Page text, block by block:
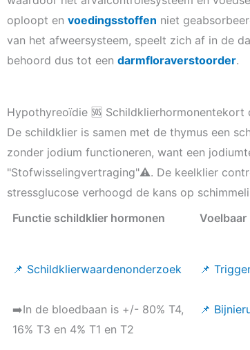
oploopt en voedingsstoffen niet
van het afweersysteem, speelt zich af in de
behoord dus tot een darmfloraverstoorder.
Hypothyreoïdie 🆘
De schildklier is samen met de thymus een
zonder jodium functioneren, want een
"Stofwisselingvertraging"⚠️. De keelklier
stressglucose verhoogd de kans op
Functie schildklier hormonen
Voelbaar
📌 Schildklierwaardenonderzoek
➡️In de bloedbaan is +/- 80% T4,
16% T3 en 4% T1 en T2
📌
📌